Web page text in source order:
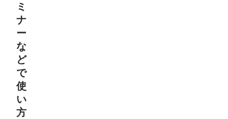
ミ
ナ
ー
な
ど
で
使
い
方